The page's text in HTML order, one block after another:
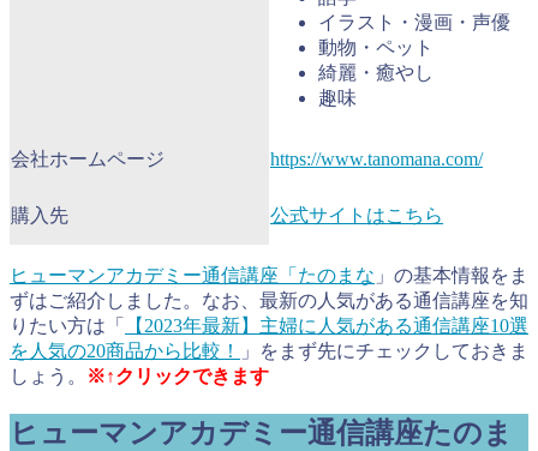
イラスト・漫画・声優
動物・ペット
綺麗・癒やし
趣味
会社ホームページ https://www.tanomana.com/
購入先 公式サイトはこちら
ヒューマンアカデミー通信講座「たのまな 」の基本情報をま
ずはご紹介しました。なお、最新の人気がある通信講座を知
りたい方は「
【2023年最新】主婦に人気がある通信講座10選
を人気の20商品から比較！
」をまず先にチェックしておきま
しょう。
※↑クリックできます
ヒューマンアカデミー通信講座たのま